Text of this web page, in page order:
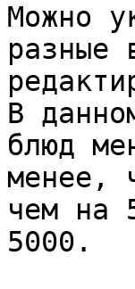
Можно
разные
В
блюд
менее,
чем на
5000.